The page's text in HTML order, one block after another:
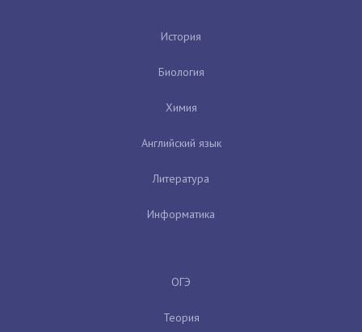
История
Биология
Химия
Английский язык
Литература
Информатика
ОГЭ
Теория